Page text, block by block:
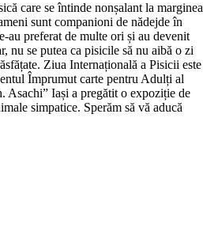
care se întinde nonșalant la marginea
sunt companioni de nădejde în
au preferat de multe ori și au devenit
nu se putea ca pisicile să nu aibă o zi
Ziua Internațională a Pisicii este
Împrumut carte pentru Adulți al
Asachi” Iași a pregătit o expoziție de
simpatice. Sperăm să vă aducă